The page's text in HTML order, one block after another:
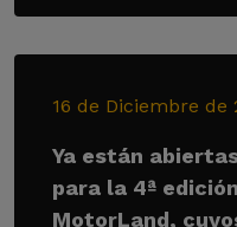
16 de Diciembre de
Ya están
para la 4ª
MotorLand,